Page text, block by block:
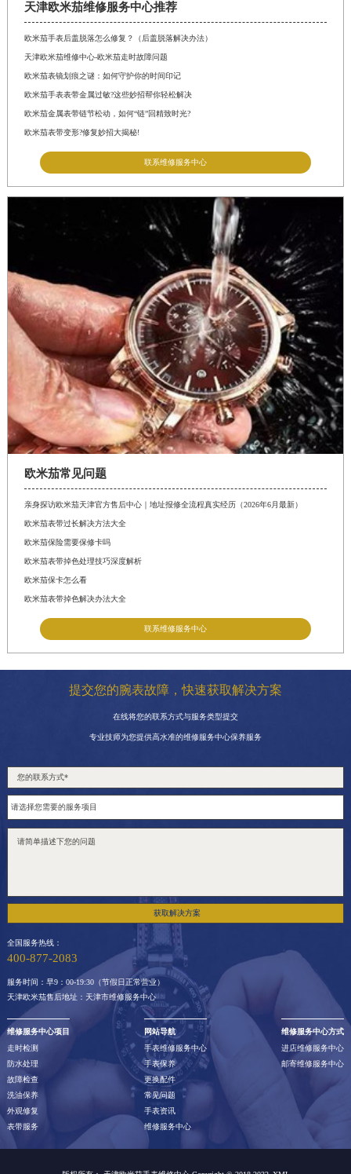
天津欧米茄维修服务中心推荐
欧米茄手表后盖脱落怎么修复？（后盖脱落解决办法）
天津欧米茄维修中心-欧米茄走时故障问题
欧米茄表镜划痕之谜：如何守护你的时间印记
欧米茄手表表带金属过敏?这些妙招帮你轻松解决
欧米茄金属表带链节松动，如何“链”回精致时光?
欧米茄表带变形?修复妙招大揭秘!
联系维修服务中心
欧米茄常见问题
亲身探访欧米茄天津官方售后中心｜地址报修全流程真实经历（2026年6月最新）
欧米茄表带过长解决方法大全
欧米茄保险需要保修卡吗
欧米茄表带掉色处理技巧深度解析
欧米茄保卡怎么看
欧米茄表带掉色解决办法大全
联系维修服务中心
提交您的腕表故障，快速获取解决方案
在线将您的联系方式与服务类型提交
专业技师为您提供高水准的维修服务中心保养服务
获取解决方案
全国服务热线：
400-877-2083
服务时间：早9：00-19:30（节假日正常营业）
天津欧米茄售后地址：天津市维修服务中心
维修服务中心项目
走时检测
防水处理
故障检查
洗油保养
外观修复
表带服务
网站导航
手表维修服务中心
手表保养
更换配件
常见问题
手表资讯
维修服务中心
维修服务中心方式
进店维修服务中心
邮寄维修服务中心